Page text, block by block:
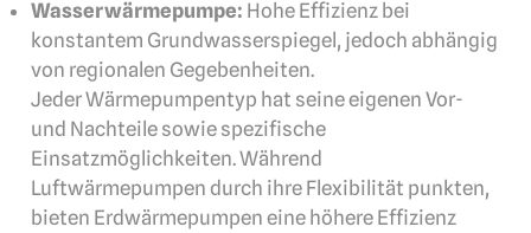
Wasserwärmepumpe: Hohe Effizienz bei
konstantem Grundwasserspiegel, jedoch abhängig
von regionalen Gegebenheiten.
Jeder Wärmepumpentyp hat seine eigenen Vor-
und Nachteile sowie spezifische
Einsatzmöglichkeiten. Während
Luftwärmepumpen durch ihre Flexibilität punkten,
bieten Erdwärmepumpen eine höhere Effizienz